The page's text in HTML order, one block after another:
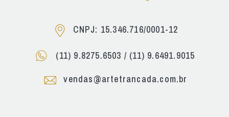
CNPJ: 15.346.716/0001-12
(11) 9.8275.6503 / (11) 9.6491.9015
vendas@artetrancada.com.br